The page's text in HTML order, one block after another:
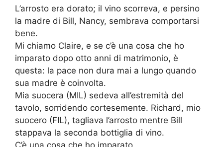
L’arrosto era dorato; il vino scorreva, e persino
la madre di Bill, Nancy, sembrava comportarsi
bene.
Mi chiamo Claire, e se c’è una cosa che ho
imparato dopo otto anni di matrimonio, è
questa: la pace non dura mai a lungo quando
sua madre è coinvolta.
Mia suocera (MIL) sedeva all’estremità del
tavolo, sorridendo cortesemente. Richard, mio
suocero (FIL), tagliava l’arrosto mentre Bill
stappava la seconda bottiglia di vino.